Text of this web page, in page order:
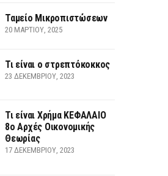
Ταμείο Μικροπιστώσεων
20 ΜΑΡΤΊΟΥ, 2025
Τι είναι ο στρεπτόκοκκος
23 ΔΕΚΕΜΒΡΊΟΥ, 2023
Τι είναι Χρήμα ΚΕΦΑΛΑΙΟ
8ο Αρχές Οικονομικής
Θεωρίας
17 ΔΕΚΕΜΒΡΊΟΥ, 2023